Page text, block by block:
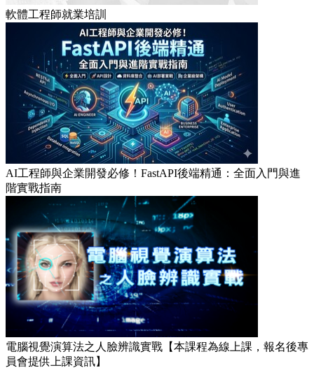
軟體工程師就業培訓
AI工程師與企業開發必修！FastAPI後端精通：全面入門與進
階實戰指南
電腦視覺演算法之人臉辨識實戰【本課程為線上課，報名後專
員會提供上課資訊】